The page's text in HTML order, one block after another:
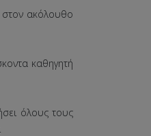
στον ακόλουθο
καθηγητή
όλους τους